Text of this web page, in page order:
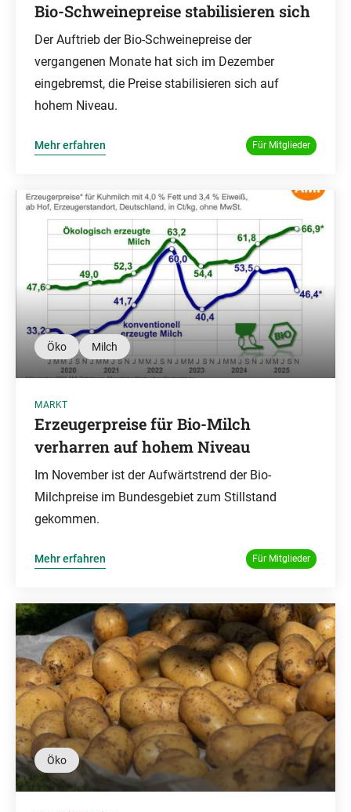
Bio-Schweinepreise stabilisieren sich
Der Auftrieb der Bio-Schweinepreise der
vergangenen Monate hat sich im Dezember
eingebremst, die Preise stabilisieren sich auf
hohem Niveau.
Mehr erfahren Für Mitglieder
Öko Milch
MARKT
Erzeugerpreise für Bio-Milch
verharren auf hohem Niveau
Im November ist der Aufwärtstrend der Bio-
Milchpreise im Bundesgebiet zum Stillstand
gekommen.
Mehr erfahren Für Mitglieder
Öko